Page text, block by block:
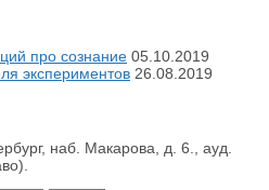
про сознание 05.10.2019
экспериментов 26.08.2019
наб. Макарова, д. 6., ауд.